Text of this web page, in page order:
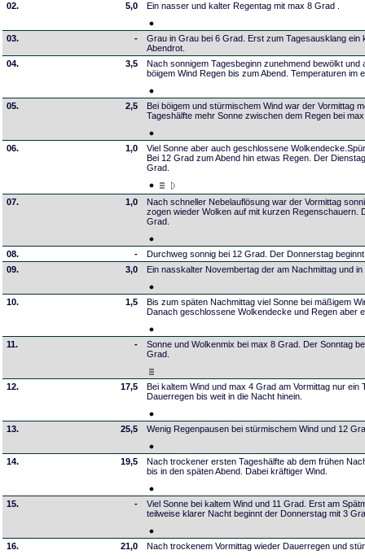
02.
5,0 Ein nasser und kalter Regentag mit max 8 Grad .
03. -
Grau in Grau bei 6 Grad. Erst zum Tagesausklang
Abendrot.
04.
3,5
Nach sonnigem Tagesbeginn zunehmend bewölkt und
böigem Wind Regen bis zum Abend. Temperaturen im
05. 2,5
Bei böigem und stürmischem Wind war der Vormittag
Tageshälfte mehr Sonne zwischen dem Regen bei
06. 1,0
Viel Sonne aber auch geschlossene
Bei 12 Grad zum Abend hin etwas Regen. Der
Grad.
07. 1,0
Nach schneller Nebelauflösung war der Vormittag
zogen wieder Wolken auf mit kurzen Regenschauern.
Grad.
08. -
Durchweg sonnig bei 12 Grad. Der Donnerstag
09.
3,0 Ein nasskalter Novembertag der am Nachmittag und
10. 1,5
Bis zum späten Nachmittag viel Sonne bei mäßigem
Danach geschlossene Wolkendecke und Regen aber
11. -
Sonne und Wolkenmix bei max 8 Grad. Der Sonntag
Grad.
12. 17,5
Bei kaltem Wind und max 4 Grad am Vormittag nur ein
Dauerregen bis weit in die Nacht hinein.
13. 25,5 Wenig Regenpausen bei stürmischem Wind und 12
14. 19,5
Nach trockener ersten Tageshälfte ab dem frühen
bis in den späten Abend. Dabei kräftiger Wind.
15. -
Viel Sonne bei kaltem Wind und 11 Grad. Erst am
teilweise klarer Nacht beginnt der Donnerstag mit 3
16. 21,0 Nach trockenem Vormittag wieder Dauerregen und